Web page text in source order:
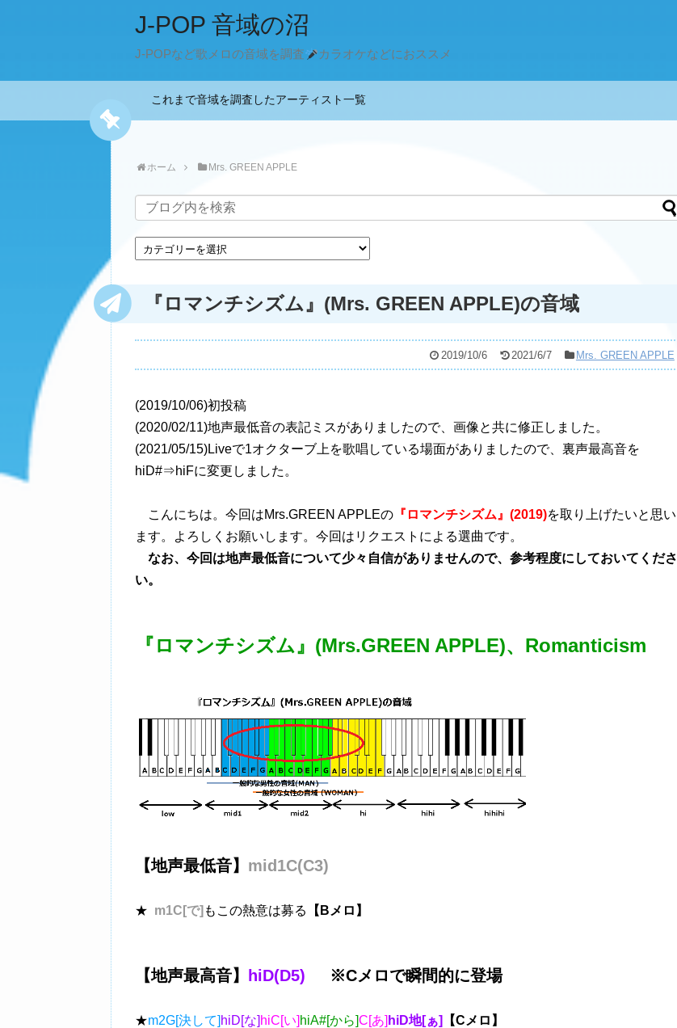
J-POP 音域の沼
J-POPなど歌メロの音域を調査 カラオケなどにおススメ
これまで音域を調査したアーティスト一覧
ホーム Mrs. GREEN APPLE
『ロマンチシズム』(Mrs. GREEN APPLE)の音域
2019/10/6 2021/6/7 Mrs. GREEN APPLE
(2019/10/06)初投稿
(2020/02/11)地声最低音の表記ミスがありましたので、画像と共に修正しました。
(2021/05/15)Liveで1オクターブ上を歌唱している場面がありましたので、裏声最高音を
hiD#⇒hiFに変更しました。
こんにちは。今回はMrs.GREEN APPLEの 『ロマンチシズム』(2019)を取り上げたいと思い
ます。よろしくお願いします。今回はリクエストによる選曲です。
なお、今回は地声最低音について少々自信がありませんので、参考程度にしておいてくださ
い。
『ロマンチシズム』(Mrs.GREEN APPLE)、Romanticism
【地声最低音】 mid1C(C3)
★ m1C[で] もこの熱意は募る 【Bメロ】
【地声最高音】 hiD(D5) ※Cメロで瞬間的に登場
★m2G[決して] hiD[な] hiC[い] hiA#[から]C[あ] hiD地[ぁ] 【Cメロ】